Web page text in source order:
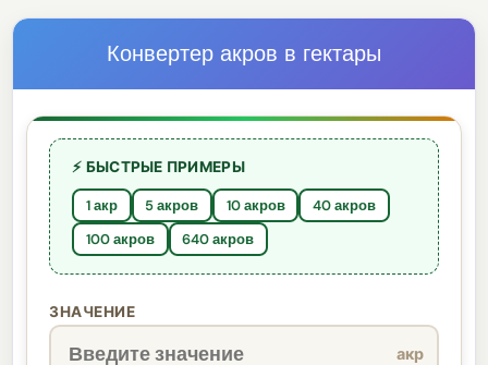
Конвертер акров в гектары
⚡ БЫСТРЫЕ ПРИМЕРЫ
1 акр 5 акров 10 акров
40 акров
100 акров
640 акров
ЗНАЧЕНИЕ
акр